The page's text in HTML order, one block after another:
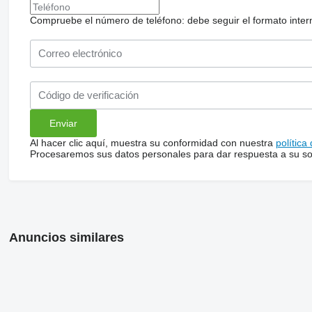
Compruebe el número de teléfono: debe seguir el formato
Al hacer clic aquí, muestra su conformidad con nuestra política
Procesaremos sus datos personales para dar respuesta a su
Anuncios similares